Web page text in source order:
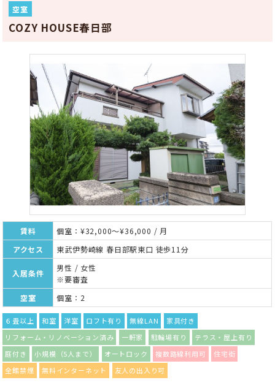
空室
COZY HOUSE春日部
賃料
個室：¥32,000～¥36,000 / 月
アクセス
東武伊勢崎線 春日部駅東口 徒歩11分
入居条件
男性 / 女性
※要審査
空室
個室：2
６畳以上 和室 洋室 ロフト有り 無線LAN
家具付き
リフォーム・リノベーション済み
一軒家 駐輪場有り
テラス・屋上有り
庭付き
小規模（5人まで） オートロック 複数路線利用可
住宅街
全館禁煙
無料インターネット 友人の出入り可